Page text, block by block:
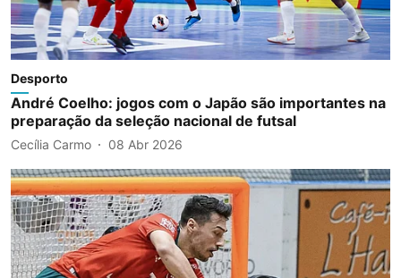
Desporto
André Coelho: jogos com o Japão são importantes na
preparação da seleção nacional de futsal
Cecília Carmo 08 Abr 2026